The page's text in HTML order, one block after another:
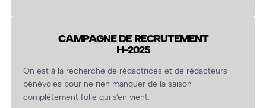
CAMPAGNE DE RECRUTEMENT
H-2025
On est à la recherche de rédactrices et de rédacteurs
bénévoles pour ne rien manquer de la saison
complètement folle qui s’en vient.